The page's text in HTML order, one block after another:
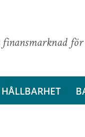
finansmarknad
HÅLLBARHET